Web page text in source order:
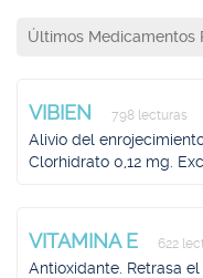
Últimos Medicamentos
VIBIEN 798 lecturas
Alivio del
Clorhidrato 0,12 mg.
VITAMINA E 622
Antioxidante. Retrasa el